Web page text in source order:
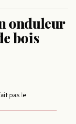
onduleur
bois
pas le